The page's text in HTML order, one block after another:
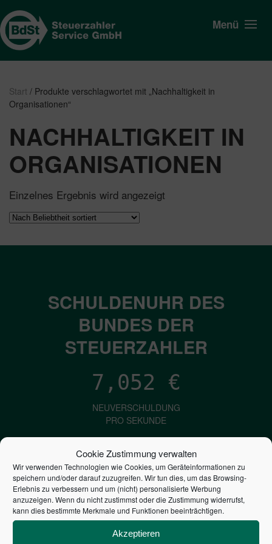
Cookie Zustimmung verwalten
Wir verwenden Technologien wie Cookies, um Geräteinformationen zu
speichern und/oder darauf zuzugreifen. Wir tun dies, um das Browsing-
Erlebnis zu verbessern und um (nicht) personalisierte Werbung
anzuzeigen. Wenn du nicht zustimmst oder die Zustimmung widerrufst,
kann dies bestimmte Merkmale und Funktionen beeinträchtigen.
Akzeptieren
Menü
Start / Produkte verschlagwortet mit „Nachhaltigkeit in
Organisationen“
NACHHALTIGKEIT IN
ORGANISATIONEN
Einzelnes Ergebnis wird angezeigt
SCHULDENUHR DES
BUNDES DER
STEUERZAHLER
7,052 €
NEUVERSCHULDUNG
PRO SEKUNDE
1,601€
ZINSEN
PRO SEKUNDE